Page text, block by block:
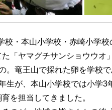
校・本山小学校・赤崎小学
「ヤマグチサンショウウオ
。竜王山で採れた卵を学校
が、本山小学校では小学3
を担当してきました。